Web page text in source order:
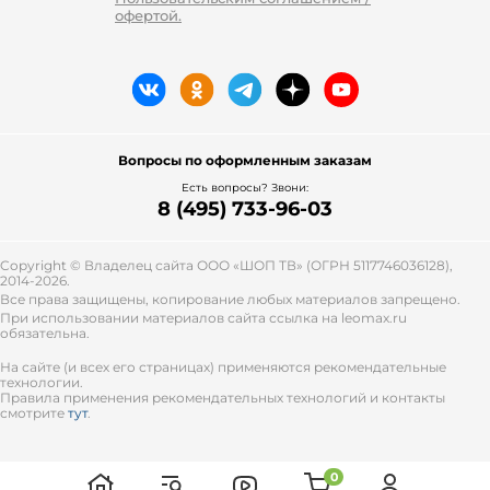
0
офертой.
Вопросы по оформленным заказам
Есть вопросы? Звони:
8 (495) 733-96-03
Copyright © Владелец сайта ООО «ШОП ТВ» (ОГРН 5117746036128),
2014-2026.
Все права защищены, копирование любых материалов запрещено.
При использовании материалов сайта ссылка на leomax.ru
обязательна.
На сайте (и всех его страницах) применяются рекомендательные
технологии.
Правила применения рекомендательных технологий и контакты
смотрите тут.